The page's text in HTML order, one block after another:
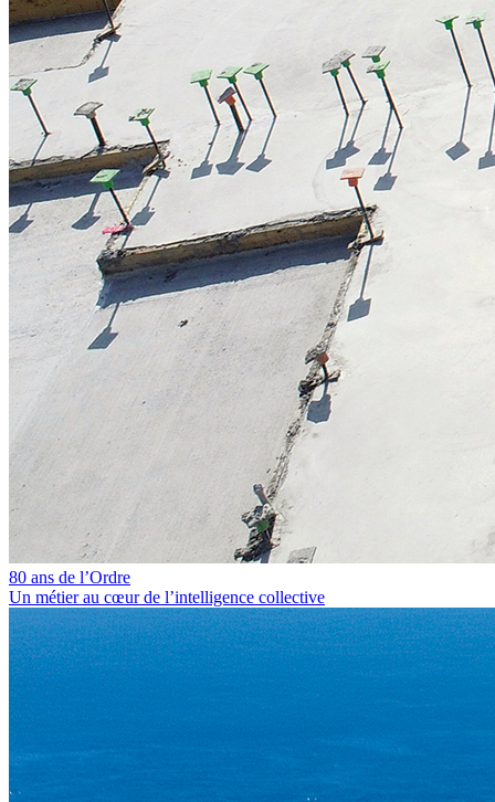
80 ans de l’Ordre
Un métier au cœur de l’intelligence collective